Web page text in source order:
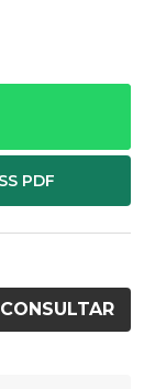
CONSULTAR